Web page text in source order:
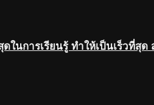
ในการเรียนรู้ ทำให้เป็นเร็วที่สุ